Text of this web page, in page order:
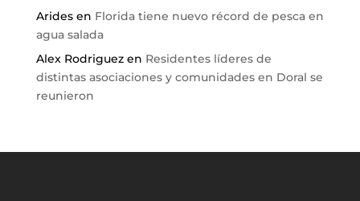
Aridesen Florida tiene nuevo récord de pesca en
agua salada
Alex Rodriguezen Residentes líderes de
distintas asociaciones y comunidades en Doral se
reunieron